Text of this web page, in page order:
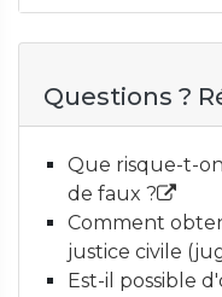
Questions ?
Que risque-t-
de faux ?
Comment
justice civile
Est-il possible